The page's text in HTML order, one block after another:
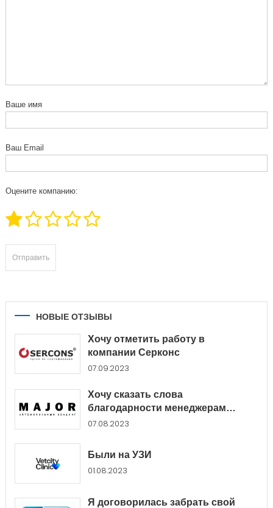
Ваше имя
Ваш Email
Оцените компанию:
НОВЫЕ ОТЗЫВЫ
Хочу отметить работу в
компании Серконс
07.09.2023
Хочу сказать слова
благодарности менеджерам
Major...
07.08.2023
Были на УЗИ
01.08.2023
Я договорилась забрать свой